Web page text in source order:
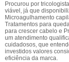
Procurou por
viável, já que
Microagulhamento
Tratamentos para
para crescer cabelo e
um atendimento
cuidadosos, que
investidos valores
eficiência da marca.